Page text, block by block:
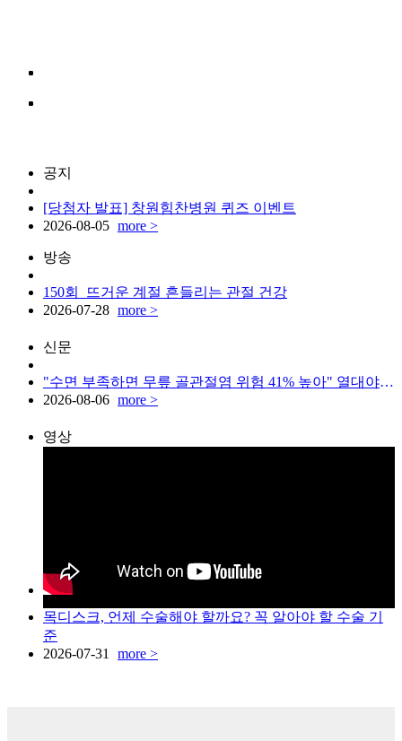
공지
[당첨자 발표] 창원힘찬병원 퀴즈 이벤트
2026-08-05 more >
방송
150회_뜨거운 계절 흔들리는 관절 건강
2026-07-28 more >
신문
"수면 부족하면 무릎 골관절염 위험 41% 높아" 열대야 이기는 숙면 꿀팁
2026-08-06 more >
영상
목디스크, 언제 수술해야 할까요? 꼭 알아야 할 수술 기
준
2026-07-31
more >